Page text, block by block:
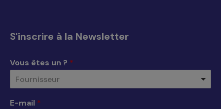
dans
nouvelle
fenêtre
dans
nouvelle
fenêtre
dans
nouvelle
fenêtre
dans
nouvelle
S'inscrire à la Newsletter
Vous êtes un ? *
Fournisseur
E-mail *